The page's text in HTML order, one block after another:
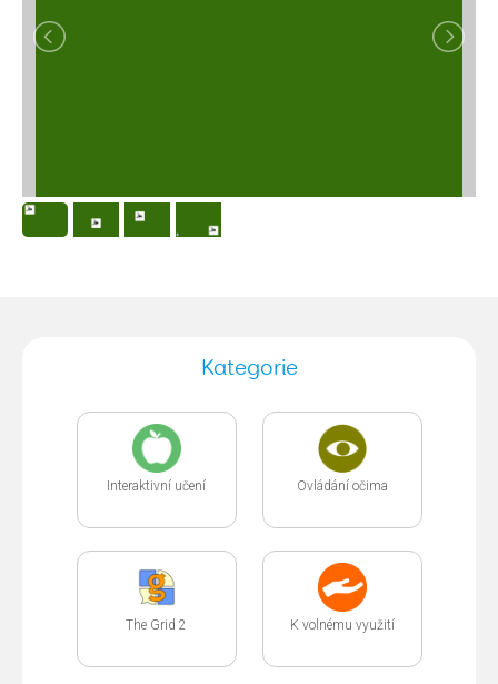
Kategorie
Interaktivní učení Ovládání očima
The Grid 2 K volnému využití